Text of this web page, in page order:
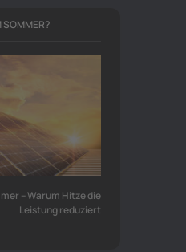
SOMMER?
– Warum Hitze die
Leistung reduziert